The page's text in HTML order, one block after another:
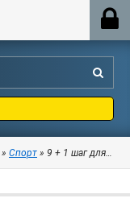
» Спорт » 9 + 1 шаг для